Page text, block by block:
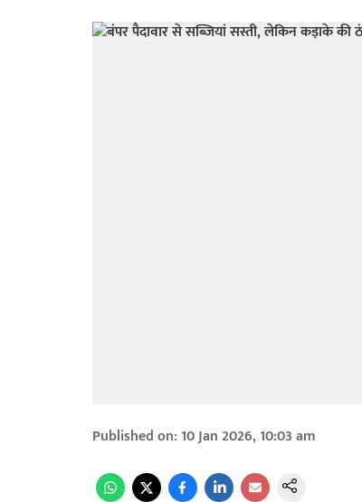
Published on: 10 Jan 2026, 10:03 am